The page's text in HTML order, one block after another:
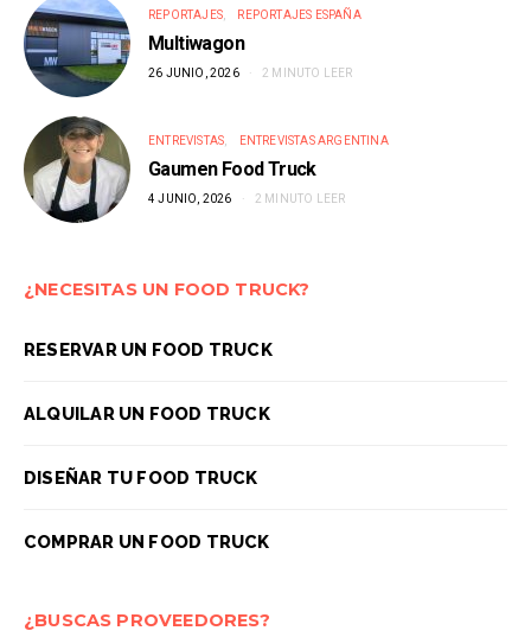
REPORTAJES REPORTAJES ESPAÑA
Multiwagon
26 JUNIO, 2026 2 MINUTO LEER
ENTREVISTAS ENTREVISTAS ARGENTINA
Gaumen Food Truck
4 JUNIO, 2026 2 MINUTO LEER
¿NECESITAS UN FOOD TRUCK?
RESERVAR UN FOOD TRUCK
ALQUILAR UN FOOD TRUCK
DISEÑAR TU FOOD TRUCK
COMPRAR UN FOOD TRUCK
¿BUSCAS PROVEEDORES?